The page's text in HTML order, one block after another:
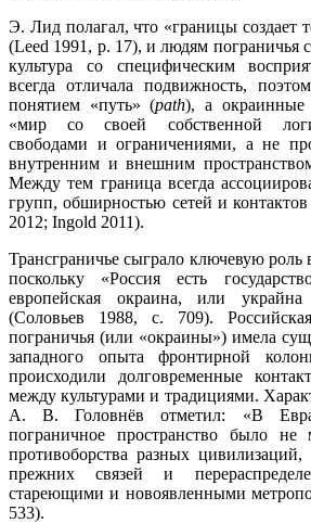
Э. Лид полагал, что «границы создает
(Leed 1991, p. 17), и людям пограничья
культура со специфическим
всегда отличала подвижность,
понятием «путь» (path), а окраинные
«мир со своей собственной
свободами и ограничениями, а не
внутренним и внешним
Между тем граница всегда
групп, обширностью сетей и
2012; Ingold 2011).
Трансграничье сыграло ключевую роль
поскольку «Россия есть
европейская окраина, или
(Соловьев 1988, c. 709).
пограничья (или «окраины») имела
западного опыта фронтирной
происходили долговременные
между культурами и традициями.
А. В. Головнёв отметил: «В
пограничное пространство было не
противоборства разных
прежних связей и
стареющими и новоявленными
533).